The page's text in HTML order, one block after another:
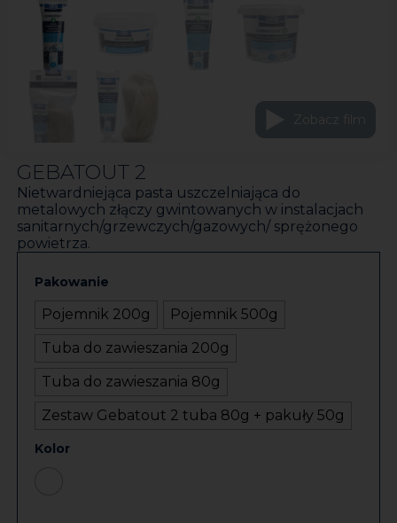
GEBATOUT 2
Nietwardniejąca pasta uszczelniająca do
metalowych złączy gwintowanych w instalacjach
sanitarnych/grzewczych/gazowych/ sprężonego
powietrza.
Pakowanie
Pojemnik 200g
Pojemnik 500g
Tuba do zawieszania 200g
Tuba do zawieszania 80g
Zestaw Gebatout 2 tuba 80g + pakuły 50g
Kolor